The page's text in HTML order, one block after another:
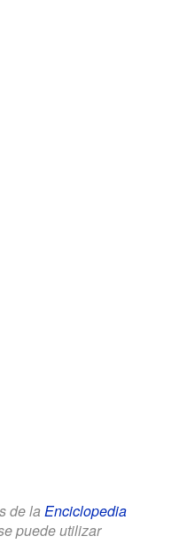
de la Enciclopedia
puede utilizar